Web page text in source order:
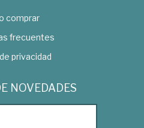
comprar
frecuentes
privacidad
NOVEDADES